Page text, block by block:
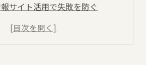
サイト活用で失敗を防ぐ
売買なら押さえたい基礎知識